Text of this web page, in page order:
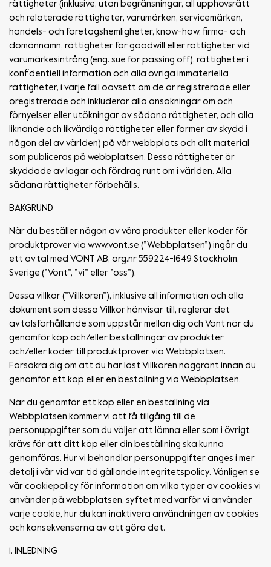
rättigheter (inklusive, utan begränsningar, all upphovsrätt
och relaterade rättigheter, varumärken, servicemärken,
handels- och företagshemligheter, know-how, firma- och
domännamn, rättigheter för goodwill eller rättigheter vid
varumärkesintrång (eng. sue for passing off), rättigheter i
konfidentiell information och alla övriga immateriella
rättigheter, i varje fall oavsett om de är registrerade eller
oregistrerade och inkluderar alla ansökningar om och
förnyelser eller utökningar av sådana rättigheter, och alla
liknande och likvärdiga rättigheter eller former av skydd i
någon del av världen) på vår webbplats och allt material
som publiceras på webbplatsen. Dessa rättigheter är
skyddade av lagar och fördrag runt om i världen. Alla
sådana rättigheter förbehålls.
BAKGRUND
När du beställer någon av våra produkter eller koder för
produktprover via www.vont.se (”Webbplatsen”) ingår du
ett avtal med VONT AB, org.nr 559224-1649 Stockholm,
Sverige (”Vont”, ”vi” eller ”oss”).
Dessa villkor (”Villkoren”), inklusive all information och alla
dokument som dessa Villkor hänvisar till, reglerar det
avtalsförhållande som uppstår mellan dig och Vont när du
genomför köp och/eller beställningar av produkter
och/eller koder till produktprover via Webbplatsen.
Försäkra dig om att du har läst Villkoren noggrant innan du
genomför ett köp eller en beställning via Webbplatsen.
När du genomför ett köp eller en beställning via
Webbplatsen kommer vi att få tillgång till de
personuppgifter som du väljer att lämna eller som i övrigt
krävs för att ditt köp eller din beställning ska kunna
genomföras. Hur vi behandlar personuppgifter anges i mer
detalj i vår vid var tid gällande integritetspolicy. Vänligen se
vår cookiepolicy för information om vilka typer av cookies vi
använder på webbplatsen, syftet med varför vi använder
varje cookie, hur du kan inaktivera användningen av cookies
och konsekvenserna av att göra det.
1. INLEDNING